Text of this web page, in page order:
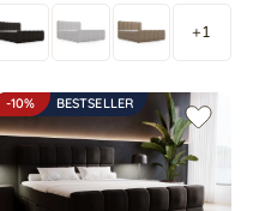
+1
-10% BESTSELLER